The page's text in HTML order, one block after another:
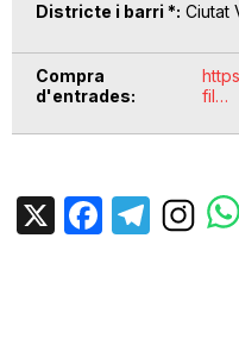
Districte i barri * Ciutat
Compra
d'entrades
fil…
X